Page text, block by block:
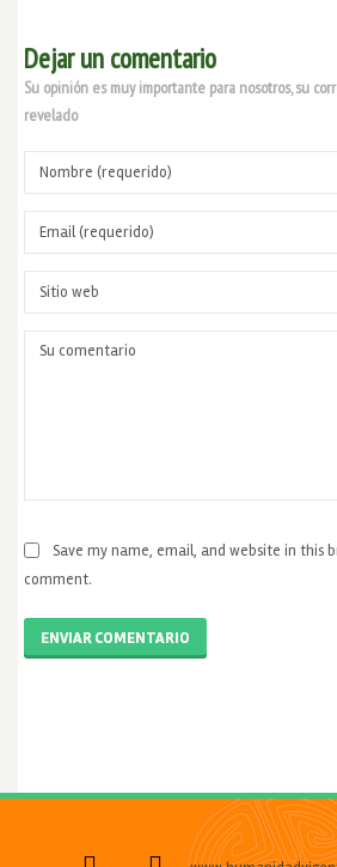
Dejar un comentario
Su opinión es muy importante para nosotros, su
revelado
Save my name, email, and website in this
comment.
ENVIAR COMENTARIO